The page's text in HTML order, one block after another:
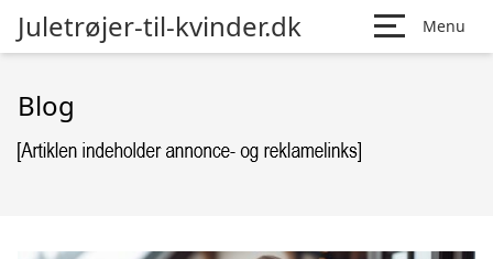
Juletrøjer-til-kvinder.dk Menu
Blog